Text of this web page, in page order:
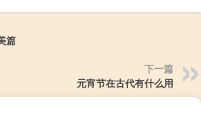
篇
下一篇
元宵节在古代有什么用